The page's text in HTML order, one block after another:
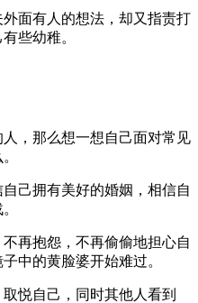
面有人的想法，却又指责打
些幼稚。
，那么想一想自己面对常见
己拥有美好的婚姻，相信自
再抱怨，不再偷偷地担心自
中的黄脸婆开始难过。
悦自己，同时其他人看到